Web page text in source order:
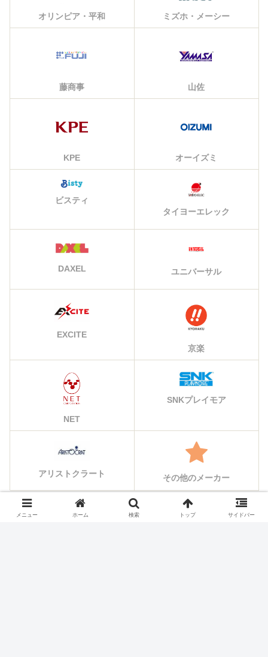
オリンピア・平和 ミズホ・メーシー
藤商事 山佐
KPE オーイズミ
ビスティ
タイヨーエレック
DAXEL ユニバーサル
EXCITE
京楽
NET
SNKプレイモア
アリストクラート その他のメーカー
メニュー ホーム 検索 トップ サイドバー